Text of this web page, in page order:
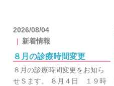
2026/08/04
新着情報
８月の診療時間変更
８月の診療時間変更をお知ら
せＳます。 ８月４日 １９時